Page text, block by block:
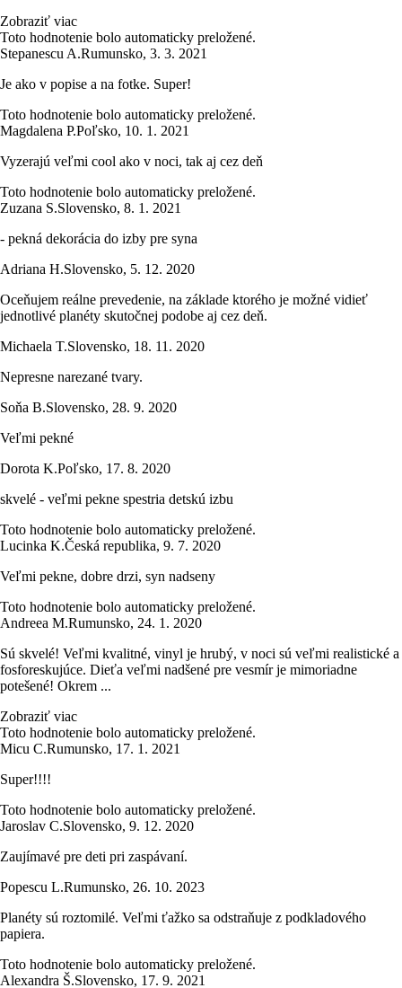
Zobraziť viac
Toto hodnotenie bolo automaticky preložené.
Stepanescu A.Rumunsko, 3. 3. 2021
Je ako v popise a na fotke. Super!
Toto hodnotenie bolo automaticky preložené.
Magdalena P.Poľsko, 10. 1. 2021
Vyzerajú veľmi cool ako v noci, tak aj cez deň
Toto hodnotenie bolo automaticky preložené.
Zuzana S.Slovensko, 8. 1. 2021
- pekná dekorácia do izby pre syna
Adriana H.Slovensko, 5. 12. 2020
Oceňujem reálne prevedenie, na základe ktorého je možné vidieť
jednotlivé planéty skutočnej podobe aj cez deň.
Michaela T.Slovensko, 18. 11. 2020
Nepresne narezané tvary.
Soňa B.Slovensko, 28. 9. 2020
Veľmi pekné
Dorota K.Poľsko, 17. 8. 2020
skvelé - veľmi pekne spestria detskú izbu
Toto hodnotenie bolo automaticky preložené.
Lucinka K.Česká republika, 9. 7. 2020
Veľmi pekne, dobre drzi, syn nadseny
Toto hodnotenie bolo automaticky preložené.
Andreea M.Rumunsko, 24. 1. 2020
Sú skvelé! Veľmi kvalitné, vinyl je hrubý, v noci sú veľmi realistické a
fosforeskujúce. Dieťa veľmi nadšené pre vesmír je mimoriadne
potešené! Okrem ...
Zobraziť viac
Toto hodnotenie bolo automaticky preložené.
Micu C.Rumunsko, 17. 1. 2021
Super!!!!
Toto hodnotenie bolo automaticky preložené.
Jaroslav C.Slovensko, 9. 12. 2020
Zaujímavé pre deti pri zaspávaní.
Popescu L.Rumunsko, 26. 10. 2023
Planéty sú roztomilé. Veľmi ťažko sa odstraňuje z podkladového
papiera.
Toto hodnotenie bolo automaticky preložené.
Alexandra Š.Slovensko, 17. 9. 2021